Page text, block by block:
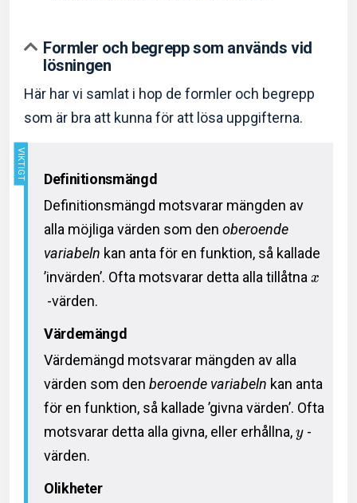
Formler och begrepp som används vid
lösningen
Här har vi samlat i hop de formler och begrepp
som är bra att kunna för att lösa uppgifterna.
Definitionsmängd
Definitionsmängd motsvarar mängden av
alla möjliga värden som den oberoende
variabeln kan anta för en funktion, så kallade
’invärden’. Ofta motsvarar detta alla tillåtna x
-värden.
Värdemängd
Värdemängd motsvarar mängden av alla
värden som den beroende variabeln kan anta
för en funktion, så kallade ’givna värden’. Ofta
motsvarar detta alla givna, eller erhållna, y-
värden.
Olikheter